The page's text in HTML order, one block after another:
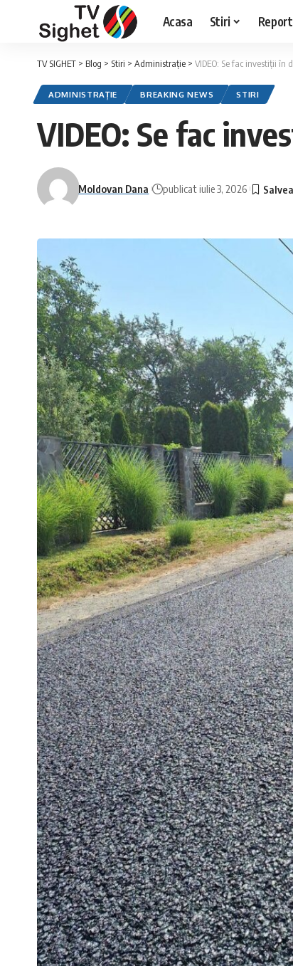
Acasa Stiri
TV SIGHET > Blog > Stiri > Administrație > VIDEO: Se fac investiții
ADMINISTRAȚIE BREAKING NEWS STIRI
VIDEO: Se fac
Moldovan Dana publicat iulie 3, 2026